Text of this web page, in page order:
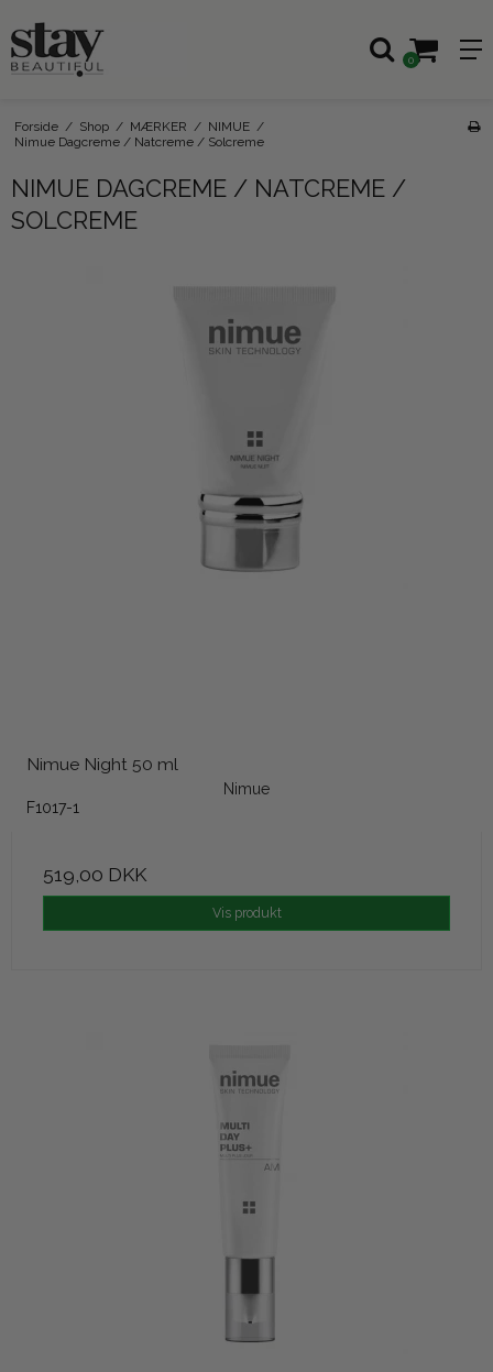
0
Forside / Shop / MÆRKER / NIMUE /
Nimue Dagcreme / Natcreme / Solcreme
NIMUE DAGCREME / NATCREME /
SOLCREME
Nimue Night 50 ml
Nimue
F1017-1
519,00 DKK
Vis produkt